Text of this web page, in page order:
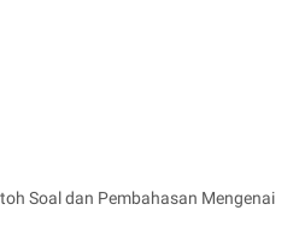
Soal dan Pembahasan Mengenai